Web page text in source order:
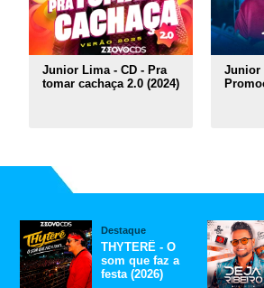
Junior Lima - CD - Pra
tomar cachaça 2.0 (2024)
Junior
Destaque
THYTERÊ - O
som que faz a
festa (2026)